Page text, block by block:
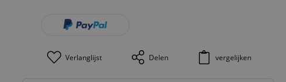
Verlanglijst Delen vergelijken